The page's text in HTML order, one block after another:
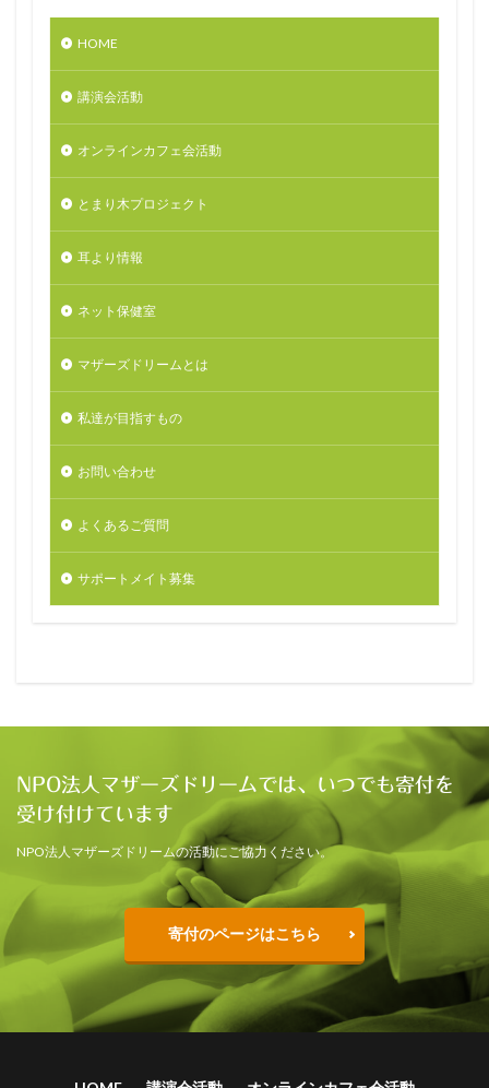
HOME
講演会活動
オンラインカフェ会活動
とまり木プロジェクト
耳より情報
ネット保健室
マザーズドリームとは
私達が目指すもの
お問い合わせ
よくあるご質問
サポートメイト募集
NPO法人マザーズドリームでは、いつでも寄付を
受け付けています
NPO法人マザーズドリームの活動にご協力ください。
寄付のページはこちら